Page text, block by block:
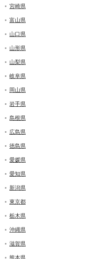
宮崎県
富山県
山口県
山形県
山梨県
岐阜県
岡山県
岩手県
島根県
広島県
徳島県
愛媛県
愛知県
新潟県
東京都
栃木県
沖縄県
滋賀県
熊本県